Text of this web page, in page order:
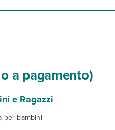
a pagamento)
e Ragazzi
per bambini